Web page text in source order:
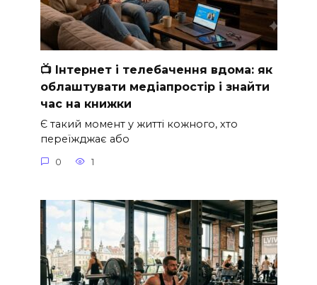
📺 Інтернет і телебачення вдома: як
облаштувати медіапростір і знайти
час на книжки
Є такий момент у житті кожного, хто
переїжджає або
0 1